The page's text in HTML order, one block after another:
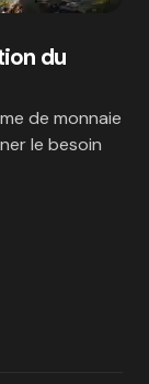
du
de monnaie
le besoin